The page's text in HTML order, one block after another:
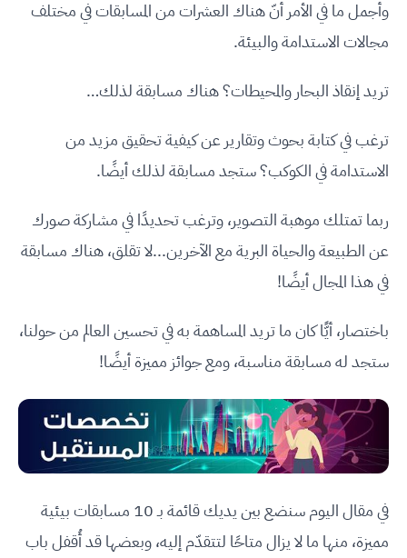
وأجمل ما في الأمر أنّ هناك العشرات من المسابقات في مختلف
مجالات الاستدامة والبيئة.
تريد إنقاذ البحار والمحيطات؟ هناك مسابقة لذلك…
ترغب في كتابة بحوث وتقارير عن كيفية تحقيق مزيد من
الاستدامة في الكوكب؟ ستجد مسابقة لذلك أيضًا.
ربما تمتلك موهبة التصوير، وترغب تحديدًا في مشاركة صورك
عن الطبيعة والحياة البرية مع الآخرين...لا تقلق، هناك مسابقة
في هذا المجال أيضًا!
باختصار، أيًّا كان ما تريد المساهمة به في تحسين العالم من حولنا،
ستجد له مسابقة مناسبة، ومع جوائز مميزة أيضًا!
في مقال اليوم سنضع بين يديك قائمة بـ 10 مسابقات بيئية
مميزة، منها ما لا يزال متاحًا لتتقدّم إليه، وبعضها قد أُقفل باب